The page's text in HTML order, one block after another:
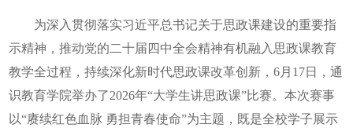
为深入贯彻落实习近平总书记关于思政课建设的重要指
示精神，推动党的二十届四中全会精神有机融入思政课教育
教学全过程，持续深化新时代思政课改革创新，6月17日，通
识教育学院举办了2026年“大学生讲思政课”比赛。本次赛事
以“赓续红色血脉 勇担青春使命”为主题，既是全校学子展示